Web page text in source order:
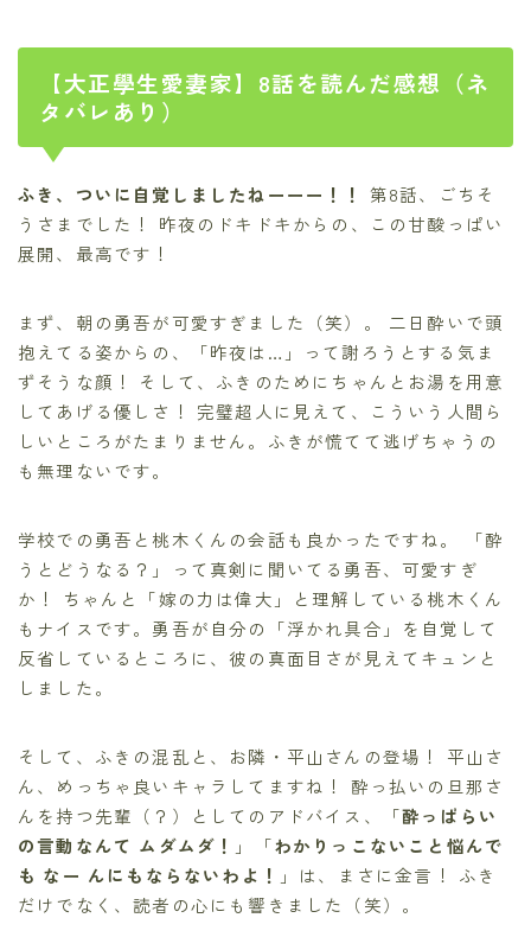
【大正學生愛妻家】8話を読んだ感想（ネ
タバレあり）
ふき、ついに自覚しましたねーーー！！
第8話、ごちそ
うさまでした！ 昨夜のドキドキからの、この甘酸っぱい
展開、最高です！
まず、朝の勇吾が可愛すぎました（笑）。 二日酔いで頭
抱えてる姿からの、「昨夜は…」って謝ろうとする気ま
ずそうな顔！ そして、ふきのためにちゃんとお湯を用意
してあげる優しさ！ 完璧超人に見えて、こういう人間ら
しいところがたまりません。ふきが慌てて逃げちゃうの
も無理ないです。
学校での勇吾と桃木くんの会話も良かったですね。 「酔
うとどうなる？」って真剣に聞いてる勇吾、可愛すぎ
か！ ちゃんと「嫁の力は偉大」と理解している桃木くん
もナイスです。勇吾が自分の「浮かれ具合」を自覚して
反省しているところに、彼の真面目さが見えてキュンと
しました。
そして、ふきの混乱と、お隣・平山さんの登場！ 平山さ
ん、めっちゃ良いキャラしてますね！ 酔っ払いの旦那さ
んを持つ先輩（？）としてのアドバイス、「酔っぱらい
の言動なんて ムダムダ！ 」「わかりっこないこと悩んで
も なー んにもならないわよ！ 」は、まさに金言！ ふき
だけでなく、読者の心にも響きました（笑）。